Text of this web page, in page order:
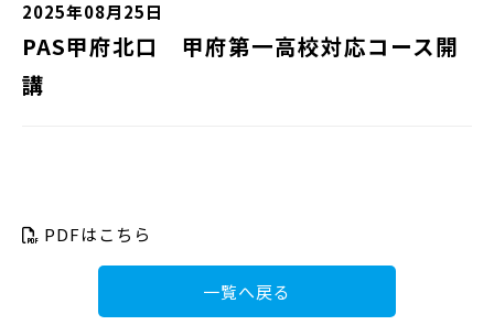
2025年08月25日
PAS甲府北口 甲府第一高校対応コース開
講
PDFはこちら
一覧へ戻る